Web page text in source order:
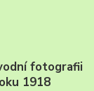
fotografii
1918